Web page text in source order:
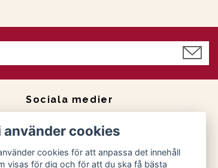
Sociala medier
Facebook
använder cookies
cookies för att anpassa det innehåll
visas för dig och för att du ska få bästa